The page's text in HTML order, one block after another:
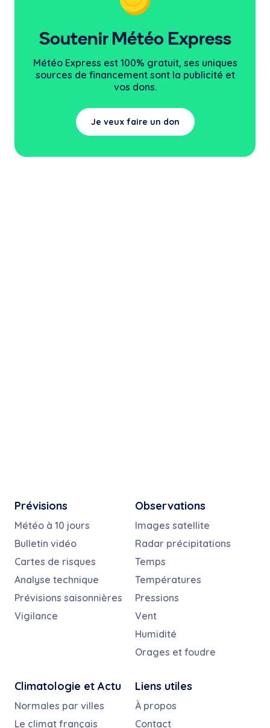
Soutenir Météo Express
Météo Express est 100% gratuit, ses uniques
sources de financement sont la publicité et
vos dons.
Je veux faire un don
Prévisions
Météo à 10 jours
Bulletin vidéo
Cartes de risques
Analyse technique
Prévisions saisonnières
Vigilance
Observations
Images satellite
Radar précipitations
Temps
Températures
Pressions
Vent
Humidité
Orages et foudre
Climatologie et Actu
Normales par villes
Le climat français
Liens utiles
À propos
Contact